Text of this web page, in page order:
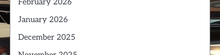
February 2026
January 2026
December 2025